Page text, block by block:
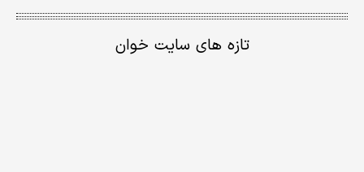
تازه های سایت خوان